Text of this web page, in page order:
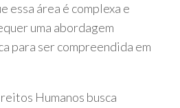
essa área é complexa e
uma abordagem
para ser compreendida em
Humanos busca